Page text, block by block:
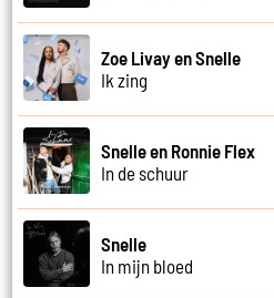
Zoe Livay en Snelle
Ik zing
Snelle en Ronnie Flex
In de schuur
Snelle
In mijn bloed